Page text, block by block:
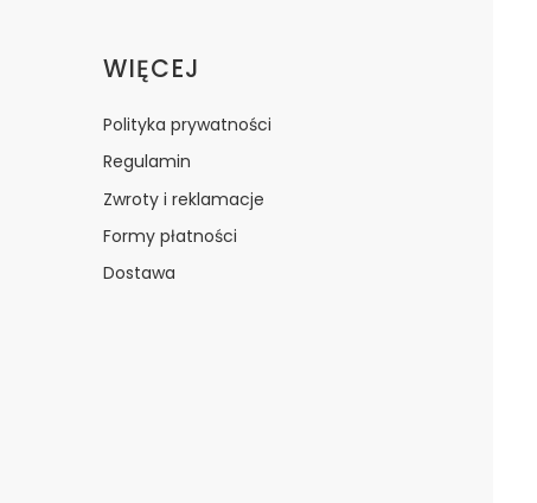
WIĘCEJ
Polityka prywatności
Regulamin
Zwroty i reklamacje
Formy płatności
Dostawa